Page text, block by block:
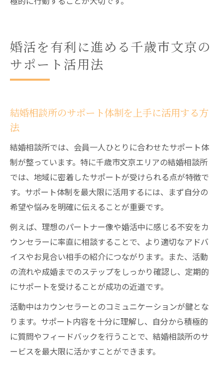
婚活を有利に進める千歳市文京の
サポート活用法
結婚相談所のサポート体制を上手に活用する方
法
結婚相談所では、会員一人ひとりに合わせたサポート体
制が整っています。特に千歳市文京エリアの結婚相談所
では、地域に密着したサポートが受けられる点が特徴で
す。サポート体制を最大限に活用するには、まず自分の
希望や悩みを明確に伝えることが重要です。
例えば、理想のパートナー像や婚活中に感じる不安をカ
ウンセラーに率直に相談することで、より適切なアドバ
イスやお見合い相手の紹介につながります。また、活動
の流れや成婚までのステップをしっかり確認し、定期的
にサポートを受けることが成功の近道です。
活動中はカウンセラーとのコミュニケーションが鍵とな
ります。サポート内容を十分に理解し、自分から積極的
に質問やフィードバックを行うことで、結婚相談所のサ
ービスを最大限に活かすことができます。